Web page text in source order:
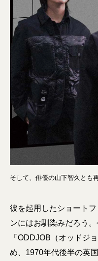
そして、俳優の山下智久とも
彼を起用したショート
ンにはお馴染みだろう
「ODDJOB（オッドジ
め、1970年代後半の英